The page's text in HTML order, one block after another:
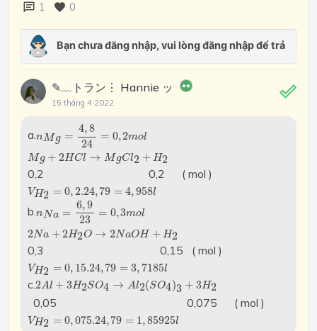
1 0
✎﹏トラン⋮ Hannie ッ
15 tháng 4 2022
a.nM g =
4, 8
24
= 0,2mol
824
M g + 2HCl → M gCl2 + H2
Mg+ 2 HCl→ Mg Cl2+H2
0,2 0,2 ( mol )
VH2 = 0,2.24,79 = 4,958l
VH2 0,2.24,79= 958l
b.nNa =
6, 9
23
= 0,3mol
nN 6, 923 = ol
2Na +2H2O → 2NaOH + H2
2Na +2H2O→ 2 NaOH+H 2
0,3 0,15 ( mol )
VH2 = 0, 15.24,79 = 3, 7185l
VH2 =0,15.24, 79=3, 7185l
c.2Al + 3H2SO4 → Al2(SO4)3 + 3H2
2 Al+3 H2SO4 → A 2(SO4)3 + H 2
0,05 0,075 ( mol )
VH2 = 0,075.24,79 = 1,85925l
VH2 0,075.24, 79= 85925l